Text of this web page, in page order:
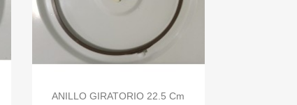
Vista rápida
ANILLO GIRATORIO 22.5 Cm